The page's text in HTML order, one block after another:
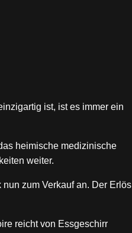
ist, ist es immer ein
heimische medizinische
weiter.
zum Verkauf an. Der Erlös
reicht von Essgeschirr